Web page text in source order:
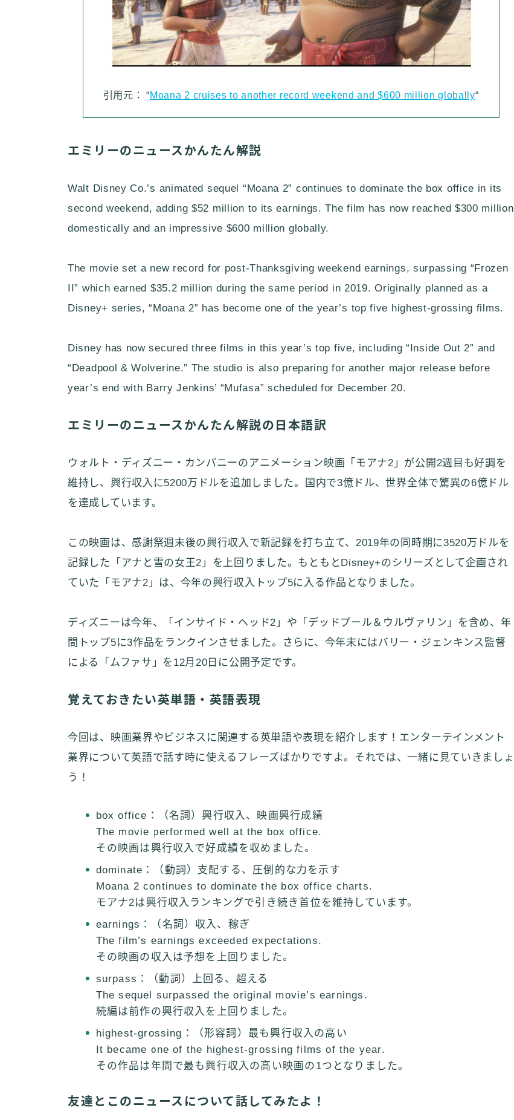
引用元： “Moana 2 cruises to another record weekend and $600 million globally“
エミリーのニュースかんたん解説
Walt Disney Co.’s animated sequel “Moana 2” continues to dominate the box office in its
second weekend, adding $52 million to its earnings. The film has now reached $300 million
domestically and an impressive $600 million globally.
The movie set a new record for post-Thanksgiving weekend earnings, surpassing “Frozen
II” which earned $35.2 million during the same period in 2019. Originally planned as a
Disney+ series, “Moana 2” has become one of the year’s top five highest-grossing films.
Disney has now secured three films in this year’s top five, including “Inside Out 2” and
“Deadpool & Wolverine.” The studio is also preparing for another major release before
year’s end with Barry Jenkins’ “Mufasa” scheduled for December 20.
エミリーのニュースかんたん解説の日本語訳
ウォルト・ディズニー・カンパニーのアニメーション映画「モアナ2」が公開2週目も好調を
維持し、興行収入に5200万ドルを追加しました。国内で3億ドル、世界全体で驚異の6億ドル
を達成しています。
この映画は、感謝祭週末後の興行収入で新記録を打ち立て、2019年の同時期に3520万ドルを
記録した「アナと雪の女王2」を上回りました。もともとDisney+のシリーズとして企画され
ていた「モアナ2」は、今年の興行収入トップ5に入る作品となりました。
ディズニーは今年、「インサイド・ヘッド2」や「デッドプール＆ウルヴァリン」を含め、年
間トップ5に3作品をランクインさせました。さらに、今年末にはバリー・ジェンキンス監督
による「ムファサ」を12月20日に公開予定です。
覚えておきたい英単語・英語表現
今回は、映画業界やビジネスに関連する英単語や表現を紹介します！エンターテインメント
業界について英語で話す時に使えるフレーズばかりですよ。それでは、一緒に見ていきましょ
う！
box office：（名詞）興行収入、映画興行成績
The movie performed well at the box office.
その映画は興行収入で好成績を収めました。
dominate：（動詞）支配する、圧倒的な力を示す
Moana 2 continues to dominate the box office charts.
モアナ2は興行収入ランキングで引き続き首位を維持しています。
earnings：（名詞）収入、稼ぎ
The film’s earnings exceeded expectations.
その映画の収入は予想を上回りました。
surpass：（動詞）上回る、超える
The sequel surpassed the original movie’s earnings.
続編は前作の興行収入を上回りました。
highest-grossing：（形容詞）最も興行収入の高い
It became one of the highest-grossing films of the year.
その作品は年間で最も興行収入の高い映画の1つとなりました。
友達とこのニュースについて話してみたよ！